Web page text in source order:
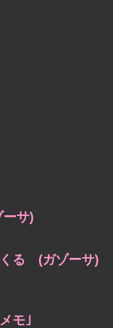
サ)
る (ガゾーサ)
モ｣